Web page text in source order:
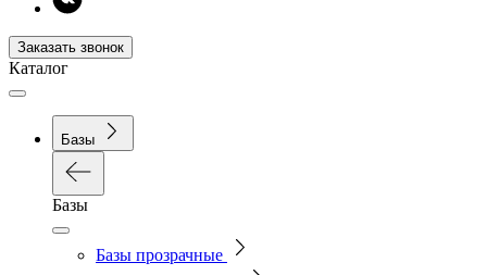
Заказать звонок
Каталог
Базы
Базы
Базы прозрачные